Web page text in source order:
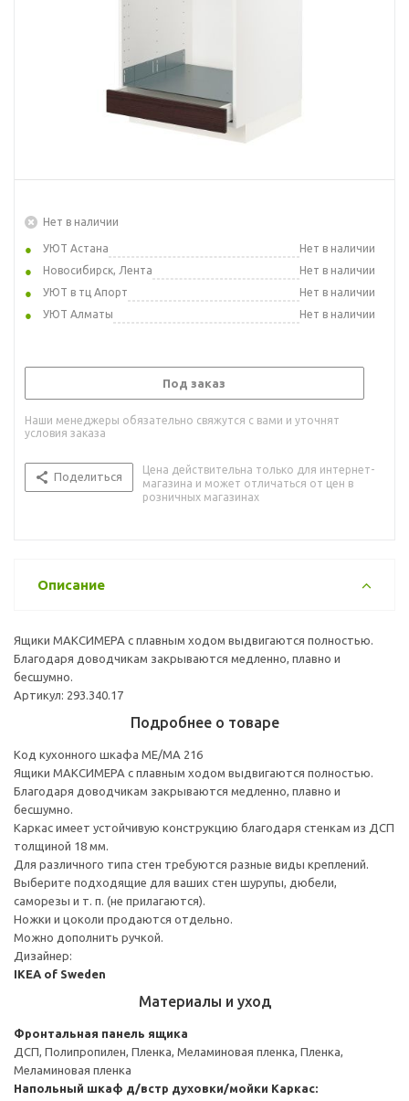
Нет в наличии
УЮТ Астана
Нет в наличии
Новосибирск, Лента
Нет в наличии
УЮТ в тц Апорт
Нет в наличии
УЮТ Алматы
Нет в наличии
Под заказ
Наши менеджеры обязательно свяжутся с вами и уточнят
условия заказа
Поделиться
Цена действительна только для интернет-
магазина и может отличаться от цен в
розничных магазинах
Описание
Ящики МАКСИМЕРА с плавным ходом выдвигаются полностью.
Благодаря доводчикам закрываются медленно, плавно и
бесшумно.
Артикул: 293.340.17
Подробнее о товаре
Код кухонного шкафа ME/MA 216
Ящики МАКСИМЕРА с плавным ходом выдвигаются полностью.
Благодаря доводчикам закрываются медленно, плавно и
бесшумно.
Каркас имеет устойчивую конструкцию благодаря стенкам из ДСП
толщиной 18 мм.
Для различного типа стен требуются разные виды креплений.
Выберите подходящие для ваших стен шурупы, дюбели,
саморезы и т. п. (не прилагаются).
Ножки и цоколи продаются отдельно.
Можно дополнить ручкой.
Дизайнер:
IKEA of Sweden
Материалы и уход
Фронтальная панель ящика
ДСП, Полипропилен, Пленка, Меламиновая пленка, Пленка,
Меламиновая пленка
Напольный шкаф д/встр духовки/мойки Каркас: